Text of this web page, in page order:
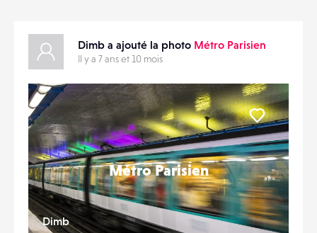
PARTAGER
MATÉRIELS
CONTACTS
ÉVÉNEMENTS
FAVORIS
Dimb a ajouté la photo Métro Parisien
Il y a 7 ans et 10 mois
Métro Parisien
Dimb
Liker